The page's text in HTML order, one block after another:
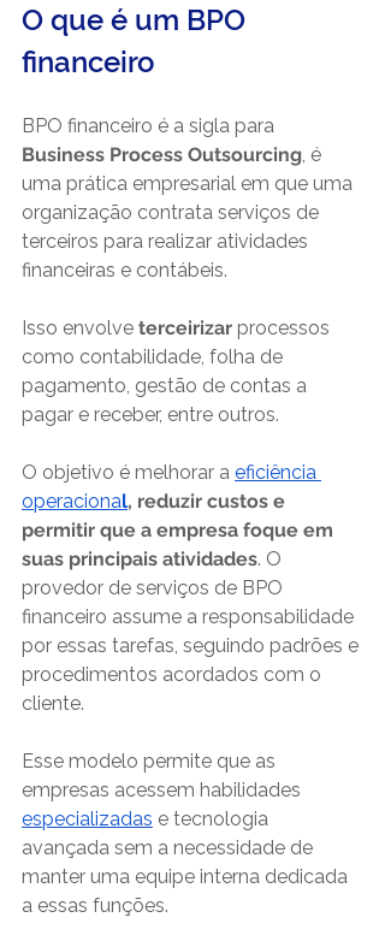
O que é um BPO
financeiro
BPO financeiro é a sigla para
Business Process Outsourcing, é
uma prática empresarial em que uma
organização contrata serviços de
terceiros para realizar atividades
financeiras e contábeis.
Isso envolve terceirizar processos
como contabilidade, folha de
pagamento, gestão de contas a
pagar e receber, entre outros.
O objetivo é melhorar a eficiência
operacional, reduzir custos e
permitir que a empresa foque em
suas principais atividades. O
provedor de serviços de BPO
financeiro assume a responsabilidade
por essas tarefas, seguindo padrões e
procedimentos acordados com o
cliente.
Esse modelo permite que as
empresas acessem habilidades
especializadas e tecnologia
avançada sem a necessidade de
manter uma equipe interna dedicada
a essas funções.